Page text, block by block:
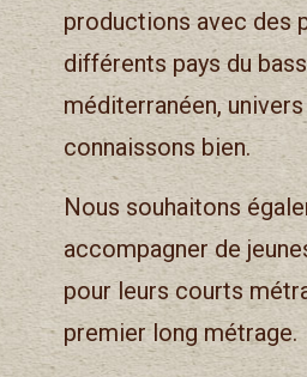
productions avec des
différents pays du
méditerranéen,
connaissons bien.
Nous souhaitons
accompagner de
pour leurs courts
premier long métrage.